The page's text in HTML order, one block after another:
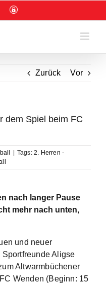
User-
Zurück Vor
dem Spiel beim FC
Tags:2. Herren -
nach langer Pause
mehr nach unten,
und neuer
Aligse
Altwarmbüchener
Wenden (Beginn: 15